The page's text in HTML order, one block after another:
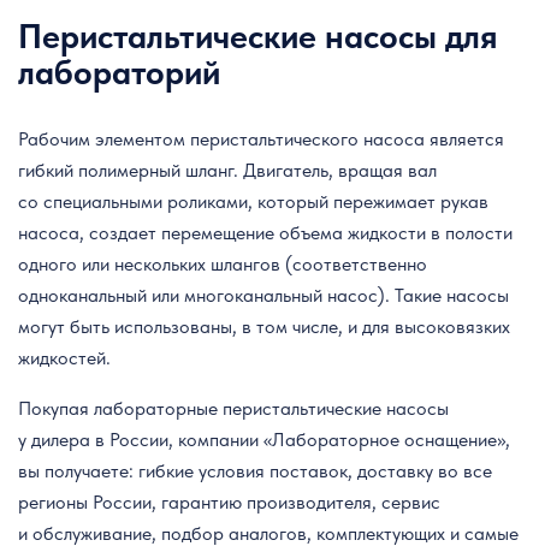
Перистальтические насосы для
лабораторий
Рабочим элементом перистальтического насоса является
гибкий полимерный шланг. Двигатель, вращая вал
со специальными роликами, который пережимает рукав
насоса, создает перемещение объема жидкости в полости
одного или нескольких шлангов (соответственно
одноканальный или многоканальный насос). Такие насосы
могут быть использованы, в том числе, и для высоковязких
жидкостей.
Покупая лабораторные перистальтические насосы
у дилера в России, компании «Лабораторное оснащение»,
вы получаете: гибкие условия поставок, доставку во все
регионы России, гарантию производителя, сервис
и обслуживание, подбор аналогов, комплектующих и самые